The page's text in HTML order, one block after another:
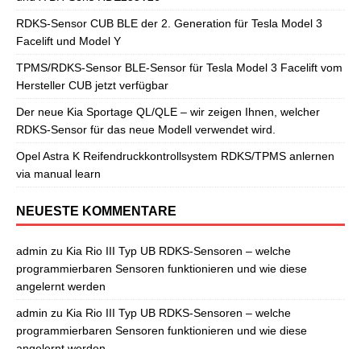
RDKS-Sensor CUB BLE der 2. Generation für Tesla Model 3
Facelift und Model Y
TPMS/RDKS-Sensor BLE-Sensor für Tesla Model 3 Facelift vom
Hersteller CUB jetzt verfügbar
Der neue Kia Sportage QL/QLE – wir zeigen Ihnen, welcher
RDKS-Sensor für das neue Modell verwendet wird.
Opel Astra K Reifendruckkontrollsystem RDKS/TPMS anlernen
via manual learn
NEUESTE KOMMENTARE
admin zu Kia Rio III Typ UB RDKS-Sensoren – welche
programmierbaren Sensoren funktionieren und wie diese
angelernt werden
admin zu Kia Rio III Typ UB RDKS-Sensoren – welche
programmierbaren Sensoren funktionieren und wie diese